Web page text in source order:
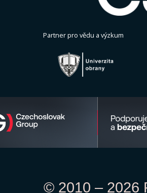
Partner pro vědu a výzkum
© 2010 – 2026